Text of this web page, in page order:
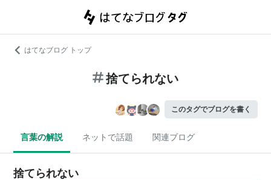
はてなブログ トップ
捨てられない
このタグでブログを書く
言葉の解説 ネットで話題 関連ブログ
捨てられない